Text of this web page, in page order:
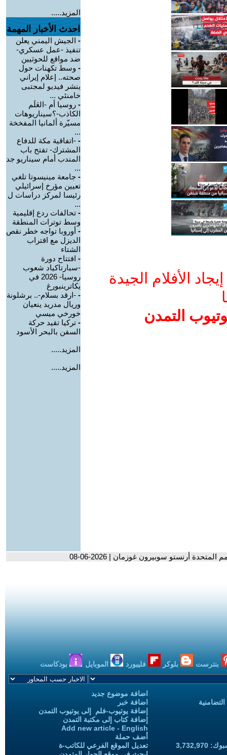
الأفلام الجيدة
التمدن
المزيد.....
احدث الأخبار المهمة
- الجيش اليمني يعلن
تنفيذ -عمل عسكري-
ضد مواقع للحوثيين
- وسط تكهنات حول
صحته.. إعلام إيراني
ينشر فيديو لمجتبى
خامنئي ...
- روسيا أم -العَلَم
الكاذب-؟سيناريوهات
مسيّرة ألمانيا المفخخة
...
- -اتفاقية مكة للدفاع
المشترك- تفتح باب
المندب أمام سيناريو جد
...
- جامعة مينيسوتا تلغي
تعيين مؤرخ إسرائيلي
رئيسا لمركز دراسات ل
...
- تحالفات ردع إقليمية
وسط توترات المنطقة
- أوروبا تواجه خطر نقص
الديزل مع اقتراب
الشتاء
- افتتاح دورة
-سبارتاكياد شعوب
روسيا- 2026 في
يكاترينبورغ
- -ارقد بسلام-.. برشلونة
وريال مدريد ينعيان
خورخي ميسي
- تركيا تقيد حركة
السفن بالبحر الأسود
المزيد.....
المزيد.....
أرنستو سوبيرون غوزمان | 2026-06-08
بنترست بلوكر فليبورد الموبايل بودكاست
اضافة موضوع جديد
اضافة خبر
إضافة يوتيوب-فلم إلى يوتيوب التمدن
إضافة كتاب إلى مكتبة التمدن
Add new article - English
أضف حملة
تعديل الموقع الفرعي للكاتب-ة